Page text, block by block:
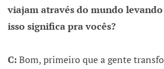
viajam através do mundo levando
isso significa pra vocês?
C:Bom, primeiro que a gente